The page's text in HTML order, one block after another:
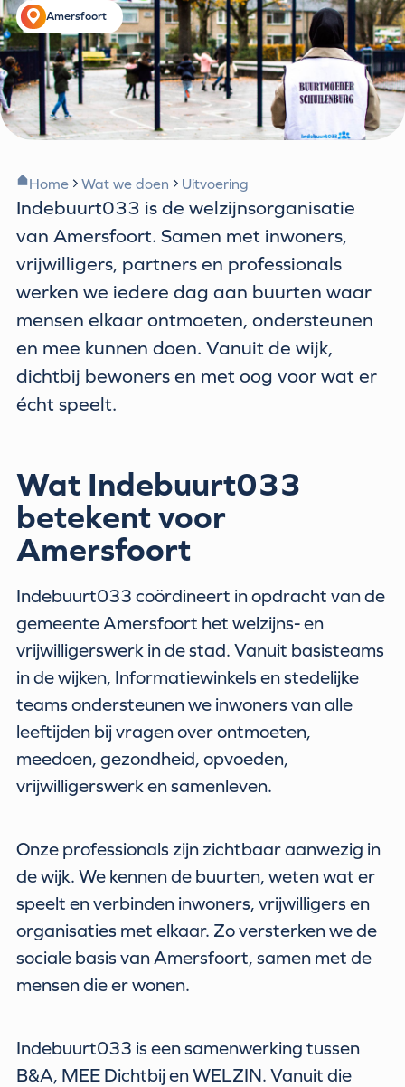
Amersfoort
Home Wat we doen Uitvoering
Indebuurt033 is de welzijnsorganisatie
van Amersfoort. Samen met inwoners,
vrijwilligers, partners en professionals
werken we iedere dag aan buurten waar
mensen elkaar ontmoeten, ondersteunen
en mee kunnen doen. Vanuit de wijk,
dichtbij bewoners en met oog voor wat er
écht speelt.
Wat Indebuurt033
betekent voor
Amersfoort
Indebuurt033 coördineert in opdracht van de
gemeente Amersfoort het welzijns- en
vrijwilligerswerk in de stad. Vanuit basisteams
in de wijken, Informatiewinkels en stedelijke
teams ondersteunen we inwoners van alle
leeftijden bij vragen over ontmoeten,
meedoen, gezondheid, opvoeden,
vrijwilligerswerk en samenleven.
Onze professionals zijn zichtbaar aanwezig in
de wijk. We kennen de buurten, weten wat er
speelt en verbinden inwoners, vrijwilligers en
organisaties met elkaar. Zo versterken we de
sociale basis van Amersfoort, samen met de
mensen die er wonen.
Indebuurt033 is een samenwerking tussen
B&A, MEE Dichtbij en WELZIN. Vanuit die